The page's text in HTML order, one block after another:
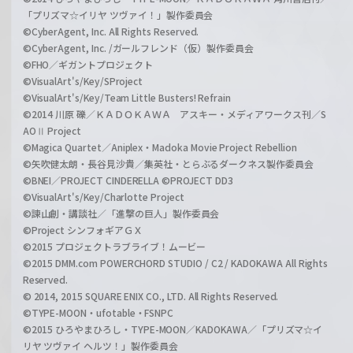
「プリズマ☆イリヤ ツヴァイ！」製作委員会
©CyberAgent, Inc. All Rights Reserved.
©CyberAgent, Inc. /ガールフレンド（仮）製作委員会
©FHO／ギガントプロジェクト
©VisualArt's/Key/SProject
©VisualArt's/Key/Team Little Busters! Refrain
©2014 川原 礫／ＫＡＤＯＫＡＷＡ アスキー・メディアワークス刊／S
AOⅡ Project
©Magica Quartet／Aniplex・Madoka Movie Project Rebellion
©矢吹健太朗・長谷見沙貴／集英社・とらぶるダークネス製作委員会
©BNEI／PROJECT CINDERELLA ©PROJECT DD3
©VisualArt's/Key/Charlotte Project
©諫山創・講談社／「進撃の巨人」製作委員会
©Project シンフォギアＧＸ
©2015 プロジェクトラブライブ！ムービー
©2015 DMM.com POWERCHORD STUDIO / C2 / KADOKAWA All Rights
Reserved.
© 2014, 2015 SQUARE ENIX CO., LTD. All Rights Reserved.
©TYPE-MOON・ufotable・FSNPC
©2015 ひろやまひろし・TYPE-MOON／KADOKAWA／「プリズマ☆イ
リヤ ツヴァイ ヘルツ！」製作委員会